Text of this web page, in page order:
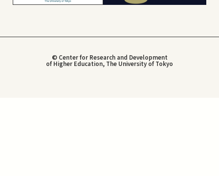
© Center for Research and Development
of Higher Education, The University of Tokyo